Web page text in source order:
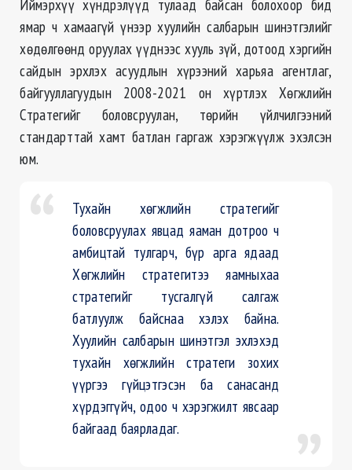
Иймэрхүү хүндрэлүүд тулаад байсан болохоор бид
ямар ч хамаагүй үнээр хуулийн салбарын шинэтгэлийг
хөдөлгөөнд оруулах үүднээс хууль зүй, дотоод хэргийн
сайдын эрхлэх асуудлын хүрээний харьяа агентлаг,
байгууллагуудын 2008-2021 он хүртлэх Хөгжлийн
Стратегийг боловсруулан, төрийн үйлчилгээний
стандарттай хамт батлан гаргаж хэрэгжүүлж эхэлсэн
юм.
Тухайн хөгжлийн стратегийг
боловсруулах явцад яаман дотроо ч
амбицтай тулгарч, бүр арга ядаад
Хөгжлийн стратегитээ яамныхаа
стратегийг тусгалгүй салгаж
батлуулж байснаа хэлэх байна.
Хуулийн салбарын шинэтгэл эхлэхэд
тухайн хөгжлийн стратеги зохих
үүргээ гүйцэтгэсэн ба санасанд
хүрдэггүйч, одоо ч хэрэгжилт явсаар
байгаад баярладаг.